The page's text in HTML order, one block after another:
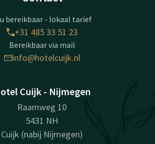
bereikbaar - lokaal tarief
+31 485 33 51 23
Bereikbaar via mail
info@hotelcuijk.nl
Cuijk - Nijmegen
Raamweg 10
5431 NH
Cuijk (nabij Nijmegen)